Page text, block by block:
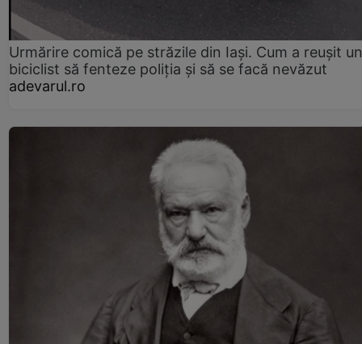
Urmărire comică pe străzile din Iași. Cum a reușit un
biciclist să fenteze poliția și să se facă nevăzut
adevarul.ro